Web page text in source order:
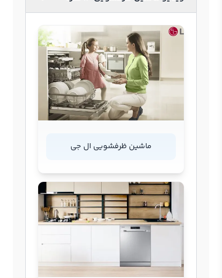
ماشین ظرفشویی ال جی